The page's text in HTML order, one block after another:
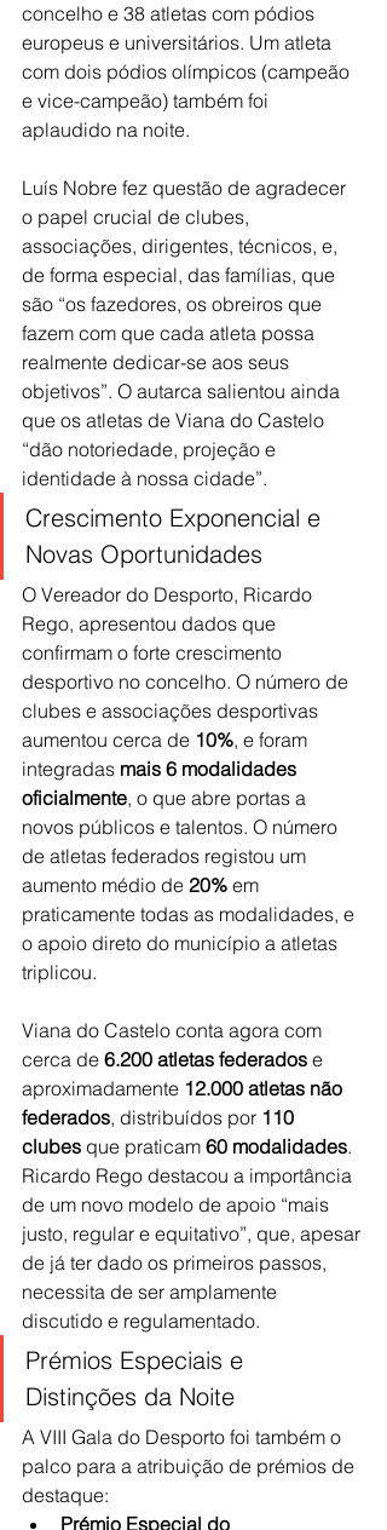
concelho e 38 atletas com pódios
europeus e universitários. Um atleta
com dois pódios olímpicos (campeão
e vice-campeão) também foi
aplaudido na noite.
Luís Nobre fez questão de agradecer
o papel crucial de clubes,
associações, dirigentes, técnicos, e,
de forma especial, das famílias, que
são “os fazedores, os obreiros que
fazem com que cada atleta possa
realmente dedicar-se aos seus
objetivos”. O autarca salientou ainda
que os atletas de Viana do Castelo
“dão notoriedade, projeção e
identidade à nossa cidade”.
Crescimento Exponencial e
Novas Oportunidades
O Vereador do Desporto, Ricardo
Rego, apresentou dados que
confirmam o forte crescimento
desportivo no concelho. O número de
clubes e associações desportivas
aumentou cerca de 10%, e foram
integradas mais 6 modalidades
oficialmente, o que abre portas a
novos públicos e talentos. O número
de atletas federados registou um
aumento médio de 20% em
praticamente todas as modalidades, e
o apoio direto do município a atletas
triplicou.
Viana do Castelo conta agora com
cerca de 6.200 atletas federados e
aproximadamente 12.000 atletas não
federados, distribuídos por 110
clubes que praticam 60 modalidades.
Ricardo Rego destacou a importância
de um novo modelo de apoio “mais
justo, regular e equitativo”, que, apesar
de já ter dado os primeiros passos,
necessita de ser amplamente
discutido e regulamentado.
Prémios Especiais e
Distinções da Noite
A VIII Gala do Desporto foi também o
palco para a atribuição de prémios de
destaque:
Prémio Especial do